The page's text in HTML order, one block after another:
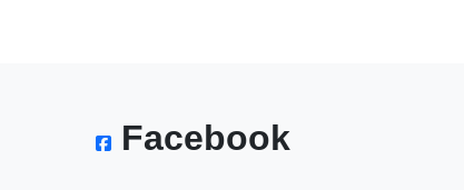
Facebook